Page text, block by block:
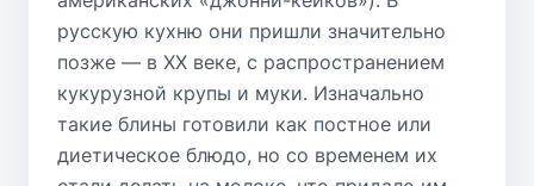
русскую кухню они пришли значительно
позже — в XX веке, с распространением
кукурузной крупы и муки. Изначально
такие блины готовили как постное или
диетическое блюдо, но со временем их